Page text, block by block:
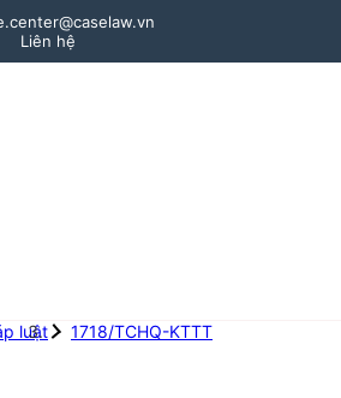
Liên hệ
luật 1718/TCHQ-KTTT